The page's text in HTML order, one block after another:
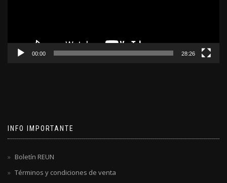
00:00 28:26
INFO IMPORTANTE
Boletín REUN
Términos y condiciones de venta